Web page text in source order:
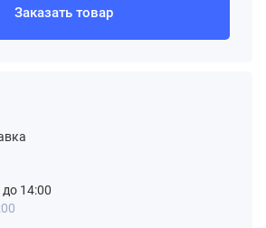
14:00
Заказать товар